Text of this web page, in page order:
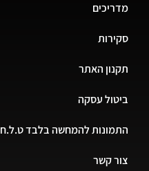
מדריכים
סקירות
תקנון האתר
ביטול עסקה
התמונות להמחשה בלבד ט.ל.ח
צור קשר